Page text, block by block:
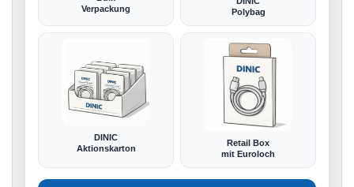
Verpackung
Polybag
DINIC
Aktionskarton
Retail Box
mit Euroloch